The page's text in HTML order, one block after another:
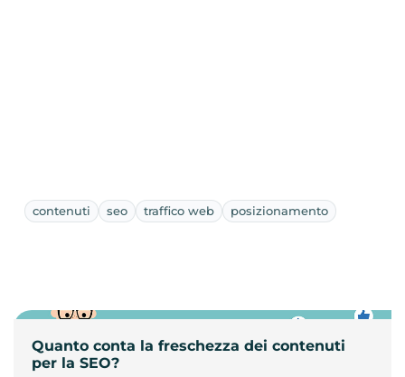
contenuti seo traffico web posizionamento
Quanto conta la freschezza dei contenuti
per la SEO?